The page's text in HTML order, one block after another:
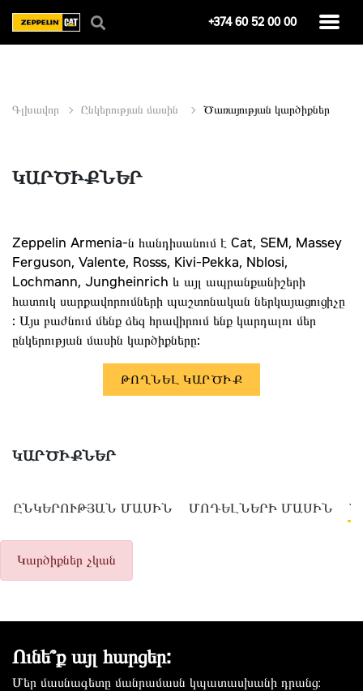
+374 60 52 00 00
Գլխավոր Ընկերության մասին Ծառայության կարծիքներ
ԿԱՐԾԻՔՆԵՐ
Zeppelin Armenia-ն հանդիսանում է Cat, SEM, Massey
Ferguson, Valente, Rosss, Kivi-Pekka, Nblosi,
Lochmann, Jungheinrich և այլ ապրանքանիշերի
հատուկ սարքավորումների պաշտոնական ներկայացուցիչը
: Այս բաժնում մենք ձեզ հրավիրում ենք կարդալու մեր
ընկերության մասին կարծիքները:
ԹՈՂՆԵԼ ԿԱՐԾԻՔ
ԿԱՐԾԻՔՆԵՐ
ԸՆԿԵՐՈՒԹՅԱՆ ՄԱՍԻՆ ՄՈԴԵԼՆԵՐԻ ՄԱՍԻՆ
Կարծիքներ չկան
Ունե՞ք այլ հարցեր:
Մեր մասնագետը մանրամասն կպատասխանի դրանց։